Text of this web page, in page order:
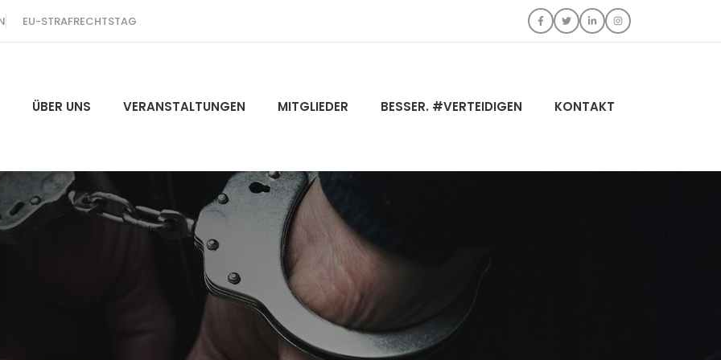
EU-STRAFRECHTSTAG
ÜBER UNS VERANSTALTUNGEN MITGLIEDER BESSER. #VERTEIDIGEN KONTAKT